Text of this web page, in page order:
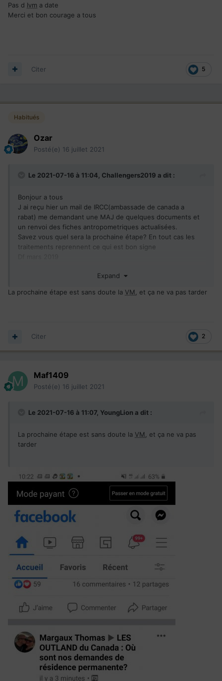
Pas d Ivm a date
Merci et bon courage a tous
5
Citer
Habitués
Ozar
Posté(e) 16 juillet 2021
Le 2021-07-16 à 11:04, Challengers2019 a dit :
Bonjour a tous
J ai reçu hier un mail de IRCC(ambassade de canada a
rabat) me demandant une MAJ de quelques documents et
un renvoi des fiches antropometriques actualisées.
Savez vous quel sera la prochaine étape? En tout cas les
traitements reprennent ce qui est bon signe
Merci et bon courage a tousExpand
La prochaine étape est sans doute la VM , et ça ne va pas tarder
2
Citer
Maf1409
Posté(e) 16 juillet 2021
Le 2021-07-16 à 11:07, YoungLion a dit :
La prochaine étape est sans doute la VM , et ça ne va pas
tarder